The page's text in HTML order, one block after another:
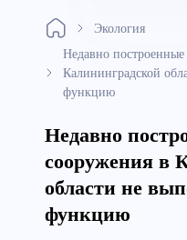
Экология
Недавно
Калининградской
функцию
Недавно
сооружения в
области не
функцию